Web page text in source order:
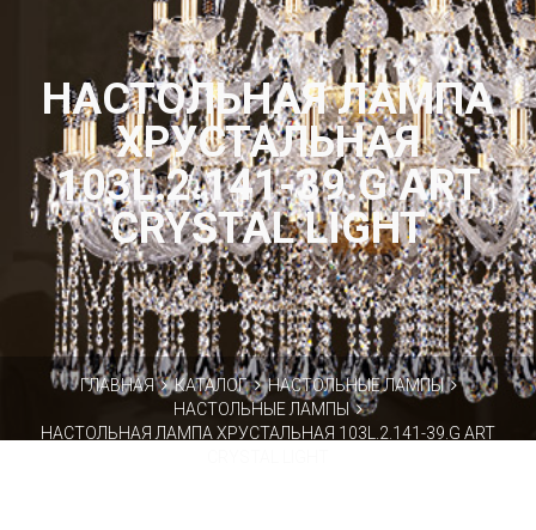
НАСТОЛЬНАЯ ЛАМПА
ХРУСТАЛЬНАЯ
103L.2.141-39.G ART
CRYSTAL LIGHT
ГЛАВНАЯ КАТАЛОГ
НАСТОЛЬНЫЕ ЛАМПЫ
НАСТОЛЬНЫЕ ЛАМПЫ
НАСТОЛЬНАЯ ЛАМПА ХРУСТАЛЬНАЯ 103L.2.141-39.G ART